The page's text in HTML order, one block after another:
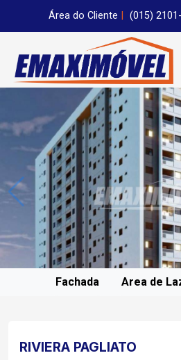
Área do Cliente (015)
Fachada Area de
RIVIERA PAGLIATO